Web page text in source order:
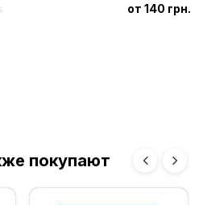
от 140 грн.
покупают